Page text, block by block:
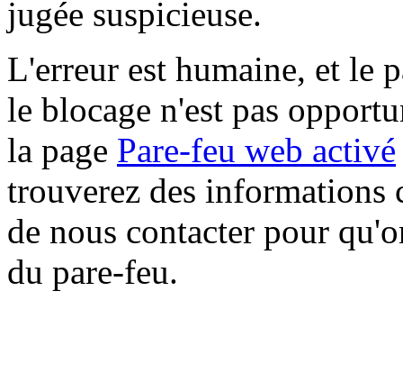
jugée suspicieuse.
L'erreur est humaine, et le
le blocage n'est pas
la page Pare-feu web activé
trouverez des informations
de nous contacter pour
du pare-feu.